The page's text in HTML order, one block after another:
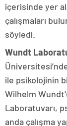
içerisinde yer
çalışmaları
söyledi.
Wundt
ile psikolojinin
Wilhelm
Laboratuvarı,
anda çalışma